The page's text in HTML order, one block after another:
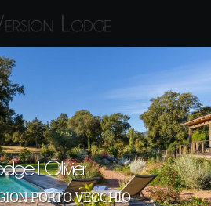
L'Olivier
PORTO VECCHIO